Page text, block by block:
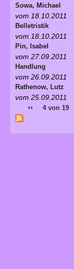
Sowa, Michael
vom 18.10.2011
Belletristik
vom 18.10.2011
Pin, Isabel
vom 27.09.2011
Handlung
vom 26.09.2011
Rathenow, Lutz
vom 25.09.2011
‹‹ 4 von 19